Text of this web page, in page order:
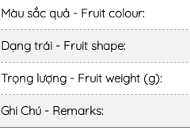
Màu sắc quả - Fruit colour:
Dạng trái - Fruit shape:
Trọng lượng - Fruit weight (g):
Ghi Chú - Remarks: